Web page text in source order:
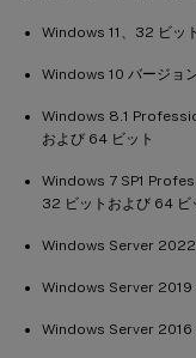
Windows 11、32 ビッ
Windows 10 バージョ
Windows 8.1
および 64 ビット
Windows 7 SP1
32 ビットおよび 64 ビ
Windows Server
Windows Server
Windows Server